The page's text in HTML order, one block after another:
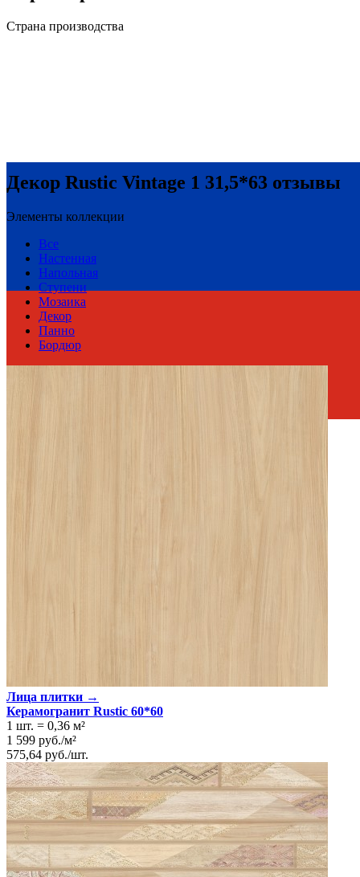
Страна производства
Декор Rustic Vintage 1 31,5*63 отзывы
Элементы коллекции
Все
Настенная
Напольная
Ступени
Мозаика
Декор
Панно
Бордюр
Лица плитки →
Керамогранит Rustic 60*60
1 шт. = 0,36 м²
1 599 руб./м²
575,64 руб./шт.